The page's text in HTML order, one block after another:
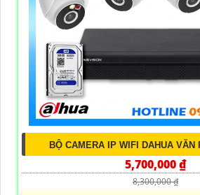
BỘ CAMERA IP WIFI DAHUA VĂN
5,700,000 ₫
8,300,000 ₫